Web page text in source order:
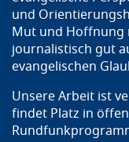
und
Mut und Hoffnung
journalistisch gut
evangelischen
Unsere Arbeit ist
findet Platz in